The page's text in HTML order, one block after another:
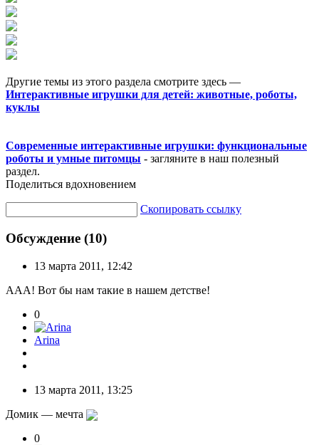
Другие темы из этого раздела смотрите здесь —
Интерактивные игрушки для детей: животные, роботы,
куклы
Современные интерактивные игрушки: функциональные
роботы и умные питомцы - загляните в наш полезный
раздел.
Поделиться вдохновением
Скопировать ссылку
Обсуждение (10)
13 марта 2011, 12:42
ААА! Вот бы нам такие в нашем детстве!
0
Arina
13 марта 2011, 13:25
Домик — мечта
0